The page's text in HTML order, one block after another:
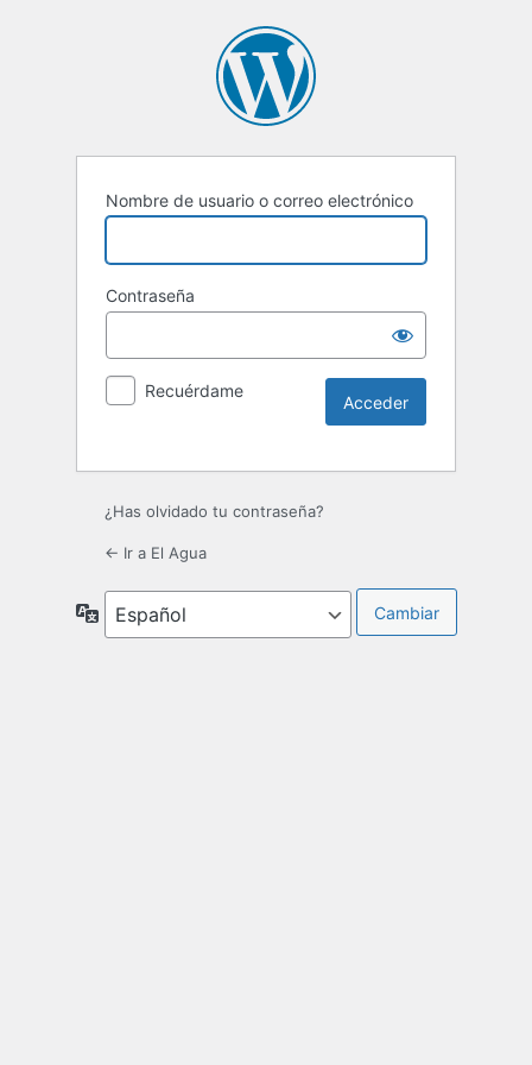
Nombre de usuario o correo electrónico
Contraseña
Recuérdame
¿Has olvidado tu contraseña?
← Ir a El Agua
Idioma